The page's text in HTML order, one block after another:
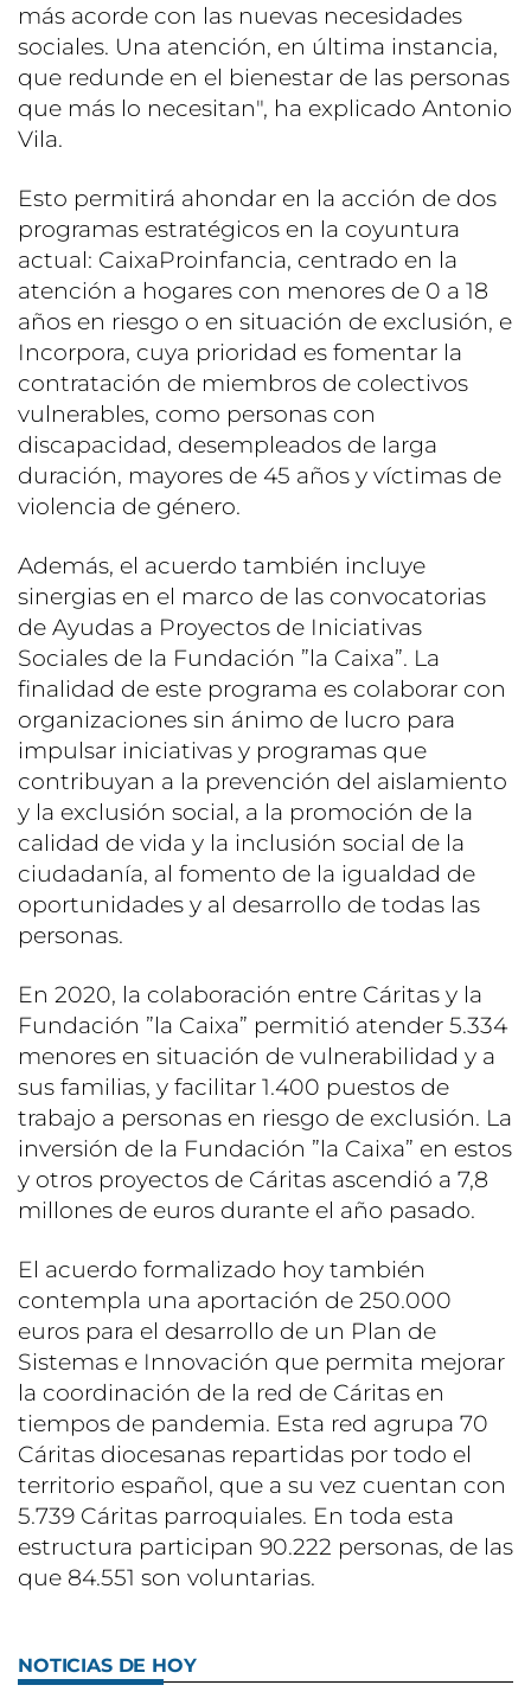
más acorde con las nuevas necesidades
sociales. Una atención, en última instancia,
que redunde en el bienestar de las personas
que más lo necesitan", ha explicado Antonio
Vila.
Esto permitirá ahondar en la acción de dos
programas estratégicos en la coyuntura
actual: CaixaProinfancia, centrado en la
atención a hogares con menores de 0 a 18
años en riesgo o en situación de exclusión, e
Incorpora, cuya prioridad es fomentar la
contratación de miembros de colectivos
vulnerables, como personas con
discapacidad, desempleados de larga
duración, mayores de 45 años y víctimas de
violencia de género.
Además, el acuerdo también incluye
sinergias en el marco de las convocatorias
de Ayudas a Proyectos de Iniciativas
Sociales de la Fundación ”la Caixa”. La
finalidad de este programa es colaborar con
organizaciones sin ánimo de lucro para
impulsar iniciativas y programas que
contribuyan a la prevención del aislamiento
y la exclusión social, a la promoción de la
calidad de vida y la inclusión social de la
ciudadanía, al fomento de la igualdad de
oportunidades y al desarrollo de todas las
personas.
En 2020, la colaboración entre Cáritas y la
Fundación ”la Caixa” permitió atender 5.334
menores en situación de vulnerabilidad y a
sus familias, y facilitar 1.400 puestos de
trabajo a personas en riesgo de exclusión. La
inversión de la Fundación ”la Caixa” en estos
y otros proyectos de Cáritas ascendió a 7,8
millones de euros durante el año pasado.
El acuerdo formalizado hoy también
contempla una aportación de 250.000
euros para el desarrollo de un Plan de
Sistemas e Innovación que permita mejorar
la coordinación de la red de Cáritas en
tiempos de pandemia. Esta red agrupa 70
Cáritas diocesanas repartidas por todo el
territorio español, que a su vez cuentan con
5.739 Cáritas parroquiales. En toda esta
estructura participan 90.222 personas, de las
que 84.551 son voluntarias.
NOTICIAS DE HOY